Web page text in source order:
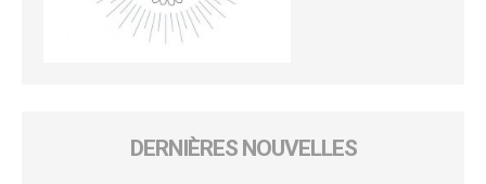
DERNIÈRES NOUVELLES